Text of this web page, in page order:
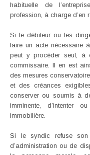
habituelle de
profession, à charge d’en
Si le débiteur ou les
faire un acte nécessaire
peut y procéder seul, à
commissaire. Il en est
des mesures
et des créances
conserver ou soumis à
imminente, d’intenter
immobilière.
Si le syndic refuse
d’administration ou de